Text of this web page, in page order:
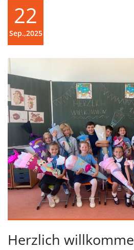
22
Sep.,2025
Herzlich